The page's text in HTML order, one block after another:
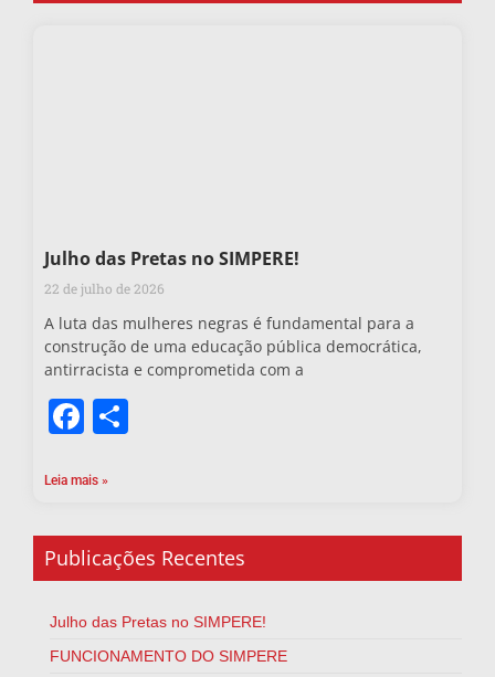
Julho das Pretas no SIMPERE!
22 de julho de 2026
A luta das mulheres negras é fundamental para a
construção de uma educação pública democrática,
antirracista e comprometida com a
Facebook
Leia mais »
Publicações Recentes
Julho das Pretas no SIMPERE!
FUNCIONAMENTO DO SIMPERE